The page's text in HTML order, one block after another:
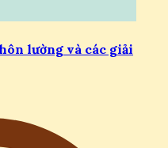
lường và các giải